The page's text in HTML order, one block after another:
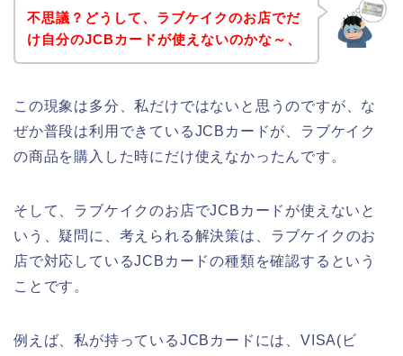
不思議？どうして、ラブケイクのお店でだ
け自分のJCBカードが使えないのかな～、
この現象は多分、私だけではないと思うのですが、な
ぜか普段は利用できているJCBカードが、ラブケイク
の商品を購入した時にだけ使えなかったんです。
そして、ラブケイクのお店でJCBカードが使えないと
いう、疑問に、考えられる解決策は、ラブケイクのお
店で対応しているJCBカードの種類を確認するという
ことです。
例えば、私が持っているJCBカードには、VISA(ビ